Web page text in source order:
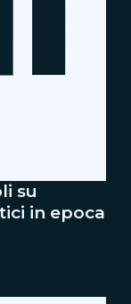
su
in epoca